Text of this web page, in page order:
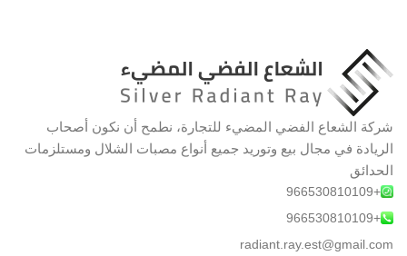
شركة الشعاع الفضي المضيء للتجارة، نطمح أن نكون أصحاب
الريادة في مجال بيع وتوريد جميع أنواع مصبات الشلال ومستلزمات
الحدائق
+966530810109
+966530810109
radiant.ray.est@gmail.com